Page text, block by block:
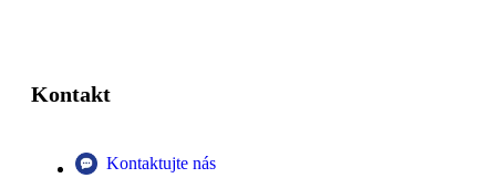
Kontakt
Kontaktujte nás